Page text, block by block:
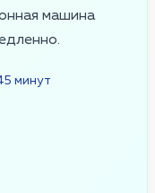
машина
минут